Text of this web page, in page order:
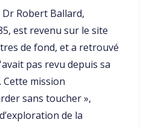
Dr Robert Ballard,
est revenu sur le site
de fond, et a retrouvé
pas revu depuis sa
Cette mission
sans toucher »,
de la